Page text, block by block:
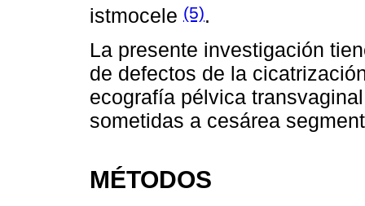
istmocele (5).
La presente investigación
de defectos de la
ecografía pélvica
sometidas a cesárea
MÉTODOS